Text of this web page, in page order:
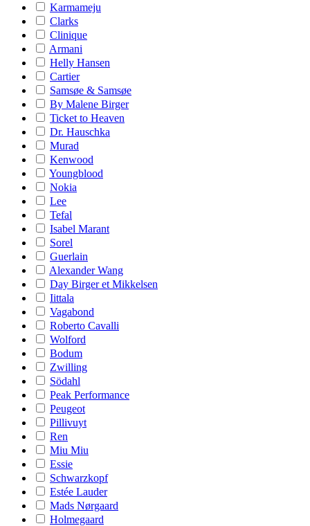
Karmameju
Clarks
Clinique
Armani
Helly Hansen
Cartier
Samsøe & Samsøe
By Malene Birger
Ticket to Heaven
Dr. Hauschka
Murad
Kenwood
Youngblood
Nokia
Lee
Tefal
Isabel Marant
Sorel
Guerlain
Alexander Wang
Day Birger et Mikkelsen
Iittala
Vagabond
Roberto Cavalli
Wolford
Bodum
Zwilling
Södahl
Peak Performance
Peugeot
Pillivuyt
Ren
Miu Miu
Essie
Schwarzkopf
Estée Lauder
Mads Nørgaard
Holmegaard